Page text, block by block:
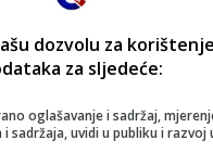
dozvolu za
za sljedeće:
oglašavanje i sadržaj,
i sadržaja, uvidi u publiku i razvoj